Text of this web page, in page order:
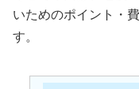
いためのポイント・
す。